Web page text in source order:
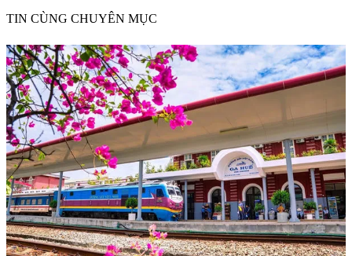
TIN CÙNG CHUYÊN MỤC